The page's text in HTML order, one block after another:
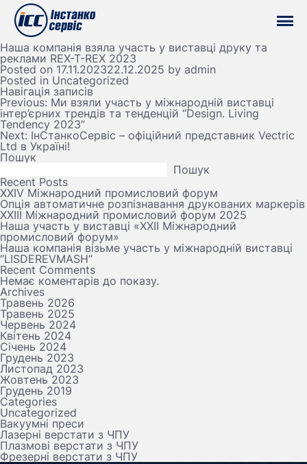
Наша компанія взяла участь у виставці друку та
реклами REX-T-REX 2023
Posted on 17.11.202322.12.2025 by admin
Posted in Uncategorized
Навігація записів
Previous: Ми взяли участь у міжнародній виставці
інтер’єрних трендів та тенденцій “Design. Living
Tendency 2023”
Next: ІнСтанкоСервіс – офіційний представник Vectric
Ltd в Україні!
Пошук
Пошук
Recent Posts
XXIV Міжнародний промисловий форум
Опція автоматичне розпізнавання друкованих маркерів
ХХІІІ Міжнародний промисловий форум 2025
Наша участь у виставці «ХХІІ Міжнародний
промисловий форум»
Наша компанія візьме участь у міжнародній виставці
“LISDEREVMASH”
Recent Comments
Немає коментарів до показу.
Archives
Травень 2026
Травень 2025
Червень 2024
Квітень 2024
Січень 2024
Грудень 2023
Листопад 2023
Жовтень 2023
Грудень 2019
Categories
Uncategorized
Вакуумні преси
Лазерні верстати з ЧПУ
Плазмові верстати з ЧПУ
Фрезерні верстати з ЧПУ